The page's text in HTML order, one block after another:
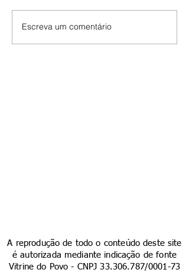
Escreva um comentário
A reprodução de todo o conteúdo deste site
é autorizada mediante indicação de fonte
Vitrine do Povo - CNPJ33.306.787/0001-73